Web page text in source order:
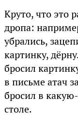
Круто, что это
дропа:
убрались,
картинку,
бросил
в письме атач
бросил в
столе.